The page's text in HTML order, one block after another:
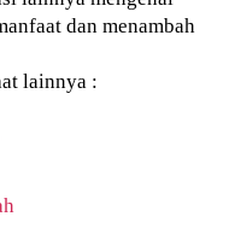
dan menambah
lainnya :